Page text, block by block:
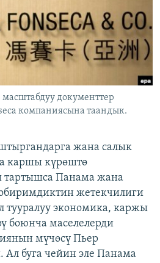
документтер
компаниясына таандык.
жана салык
каршы күрөштө
тартышса Панама жана
жетекчилиги
тууралуу экономика, каржы
боюнча маселелерди
мүчөсү Пьер
буга чейин эле Панама